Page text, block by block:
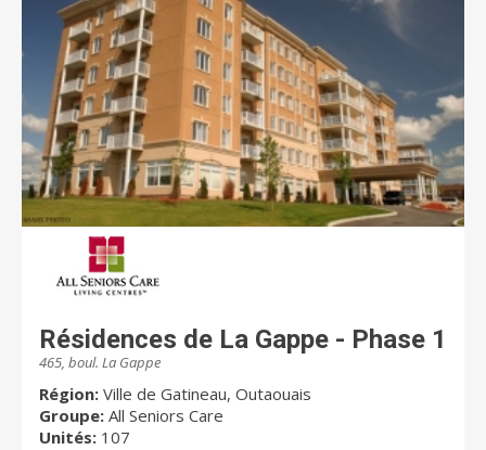
Résidences de La Gappe - Phase 1
465, boul. La Gappe
Région: Ville de Gatineau, Outaouais
Groupe: All Seniors Care
Unités: 107